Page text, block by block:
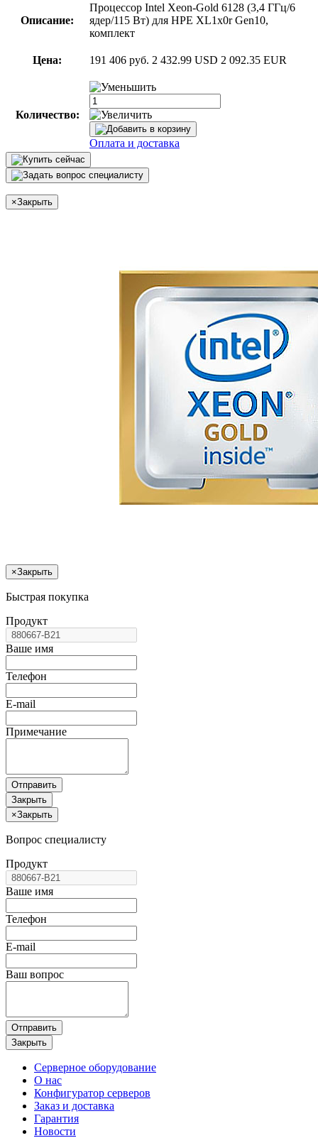
Описание:
Процессор Intel Xeon-Gold 6128 (3,4 ГГц/6
ядер/115 Вт) для HPE XL1x0r Gen10,
комплект
Цена: 191 406 руб. 2 432.99 USD 2 092.35 EUR
Количество:
Оплата и доставка
×Закрыть
×Закрыть
Быстрая покупка
Продукт
Ваше имя
Телефон
E-mail
Примечание
Отправить
Закрыть
×Закрыть
Вопрос специалисту
Продукт
Ваше имя
Телефон
E-mail
Ваш вопрос
Отправить
Закрыть
Серверное оборудование
О нас
Конфигуратор серверов
Заказ и доставка
Гарантия
Новости